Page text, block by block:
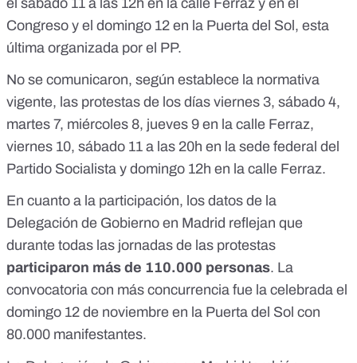
el sábado 11 a las 12h en la calle Ferraz y en el
Congreso y el domingo 12 en la Puerta del Sol, esta
última organizada por el PP.
No se comunicaron, según establece la normativa
vigente, las protestas de los días viernes 3, sábado 4,
martes 7, miércoles 8, jueves 9 en la calle Ferraz,
viernes 10, sábado 11 a las 20h en la sede federal del
Partido Socialista y domingo 12h en la calle Ferraz.
En cuanto a la participación, los datos de la
Delegación de Gobierno en Madrid reflejan que
durante todas las jornadas de las protestas
participaron más de 110.000 personas. La
convocatoria con más concurrencia fue la celebrada el
domingo 12 de noviembre en la Puerta del Sol con
80.000 manifestantes.